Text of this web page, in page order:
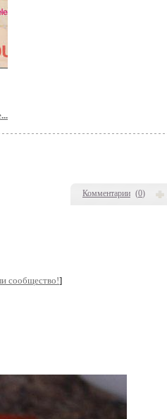
Комментарии (0)
сообщество!]